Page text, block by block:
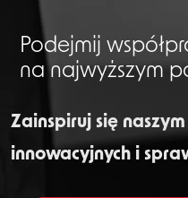
Podejmij
na najwyższym
Zainspiruj się
innowacyjnych i